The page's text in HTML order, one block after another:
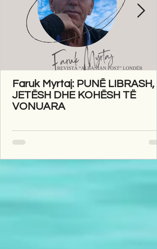
Faruk Myrtaj: PUNË LIBRASH,
JETËSH DHE KOHËSH TË
VONUARA